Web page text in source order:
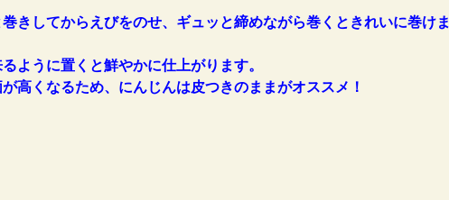
きしてからえびをのせ、ギュッと締めながら巻くときれいに巻けま
ように置くと鮮やかに仕上がります。
高くなるため、にんじんは皮つきのままがオススメ！